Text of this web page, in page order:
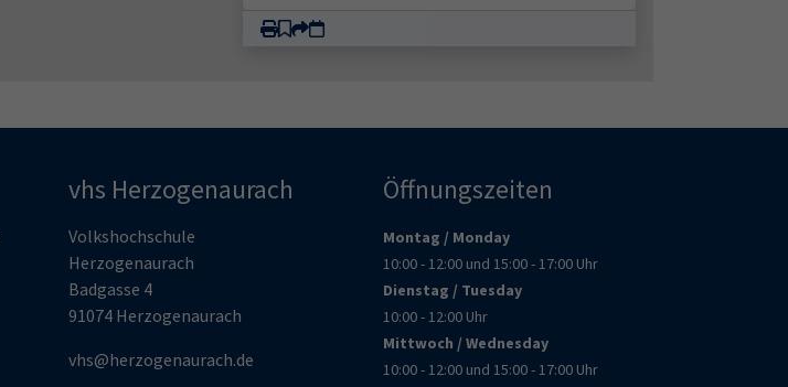
vhs Herzogenaurach
Volkshochschule
Herzogenaurach
Badgasse 4
91074 Herzogenaurach
vhs@herzogenaurach.de
Öffnungszeiten
Montag / Monday
10:00 - 12:00 und 15:00 - 17:00 Uhr
Dienstag / Tuesday
10:00 - 12:00 Uhr
Mittwoch / Wednesday
10:00 - 12:00 und 15:00 - 17:00 Uhr